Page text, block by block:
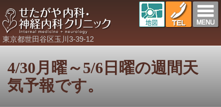
東京都世田谷区玉川3-39-12
4/30月曜～5/6日曜の週間天
気予報です。